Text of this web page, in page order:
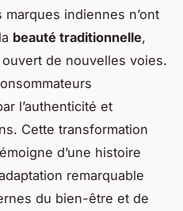
indiennes n’ont
beauté traditionnelle,
de nouvelles voies.
l’authenticité et
Cette transformation
d’une histoire
remarquable
du bien-être et de